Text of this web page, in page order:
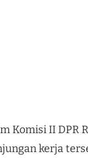
Komisi II DPR
kerja